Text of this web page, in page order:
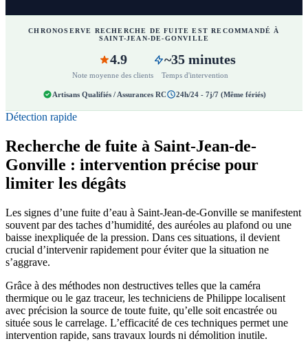
CHRONOSERVE RECHERCHE DE FUITE EST RECOMMANDÉ À
SAINT-JEAN-DE-GONVILLE
4.9
Note moyenne des clients
~35 minutes
Temps d'intervention
Artisans Qualifiés / Assurances RC 24h/24 - 7j/7 (Même fériés)
Détection rapide
Recherche de fuite à Saint-Jean-de-
Gonville : intervention précise pour
limiter les dégâts
Les signes d’une fuite d’eau à Saint-Jean-de-Gonville se manifestent
souvent par des taches d’humidité, des auréoles au plafond ou une
baisse inexpliquée de la pression. Dans ces situations, il devient
crucial d’intervenir rapidement pour éviter que la situation ne
s’aggrave.
Grâce à des méthodes non destructives telles que la caméra
thermique ou le gaz traceur, les techniciens de Philippe localisent
avec précision la source de toute fuite, qu’elle soit encastrée ou
située sous le carrelage. L’efficacité de ces techniques permet une
intervention rapide, sans travaux lourds ni démolition inutile.